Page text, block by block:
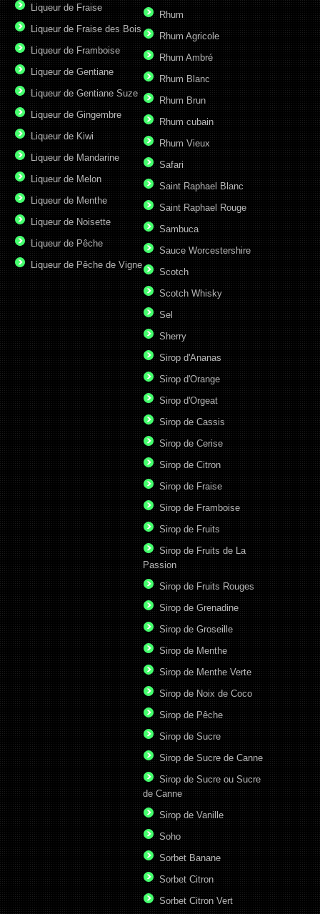
Liqueur de Fraise
Liqueur de Fraise des Bois
Liqueur de Framboise
Liqueur de Gentiane
Liqueur de Gentiane Suze
Liqueur de Gingembre
Liqueur de Kiwi
Liqueur de Mandarine
Liqueur de Melon
Liqueur de Menthe
Liqueur de Noisette
Liqueur de Pêche
Liqueur de Pêche de Vigne
Rhum
Rhum Agricole
Rhum Ambré
Rhum Blanc
Rhum Brun
Rhum cubain
Rhum Vieux
Safari
Saint Raphael Blanc
Saint Raphael Rouge
Sambuca
Sauce Worcestershire
Scotch
Scotch Whisky
Sel
Sherry
Sirop d'Ananas
Sirop d'Orange
Sirop d'Orgeat
Sirop de Cassis
Sirop de Cerise
Sirop de Citron
Sirop de Fraise
Sirop de Framboise
Sirop de Fruits
Sirop de Fruits de La
Passion
Sirop de Fruits Rouges
Sirop de Grenadine
Sirop de Groseille
Sirop de Menthe
Sirop de Menthe Verte
Sirop de Noix de Coco
Sirop de Pêche
Sirop de Sucre
Sirop de Sucre de Canne
Sirop de Sucre ou Sucre
de Canne
Sirop de Vanille
Soho
Sorbet Banane
Sorbet Citron
Sorbet Citron Vert